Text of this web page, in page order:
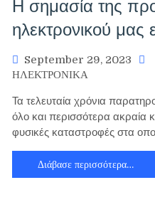
Η σημασία της
ηλεκτρονικού μας
September 29, 2023
ΗΛΕΚΤΡΟΝΙΚΑ
Τα τελευταία χρόνια
όλο και περισσότερα ακραία
φυσικές καταστροφές στα
Διάβασε περισσότερα…